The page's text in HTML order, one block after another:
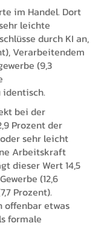
im Handel. Dort
leichte
durch KI an,
Verarbeitendem
(9,3
identisch.
bei der
Prozent der
sehr leicht
Arbeitskraft
dieser Wert 14,5
(12,6
Prozent).
offenbar etwas
formale